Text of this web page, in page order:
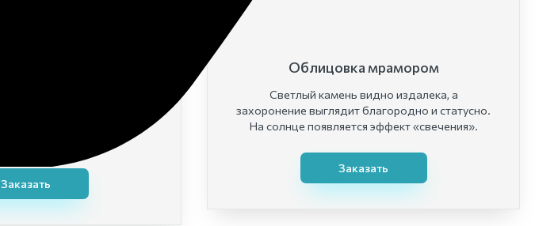
Заказать
Облицовка мрамором
Светлый камень видно издалека, а
захоронение выглядит благородно и статусно.
На солнце появляется эффект «свечения».
Заказать